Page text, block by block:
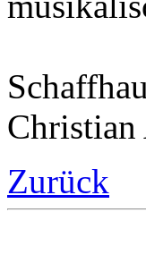
Christian
Zurück